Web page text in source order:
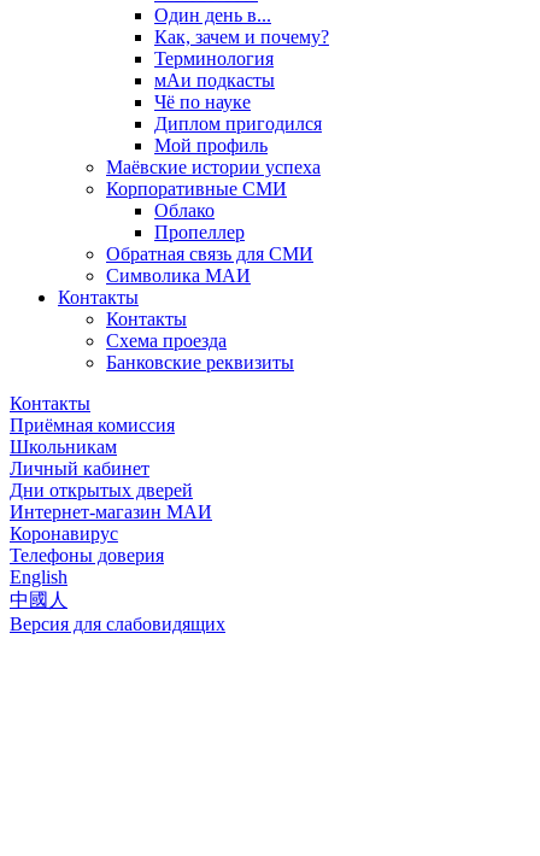
Один день в...
Как, зачем и почему?
Терминология
мАи подкасты
Чё по науке
Диплом пригодился
Мой профиль
Маёвские истории успеха
Корпоративные СМИ
Облако
Пропеллер
Обратная связь для СМИ
Символика МАИ
Контакты
Контакты
Схема проезда
Банковские реквизиты
Контакты
Приёмная комиссия
Школьникам
Личный кабинет
Дни открытых дверей
Интернет-магазин МАИ
Коронавирус
Телефоны доверия
English
中國人
Версия для слабовидящих